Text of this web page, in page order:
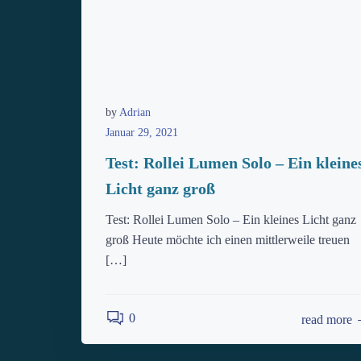
by Adrian
Januar 29, 2021
Test: Rollei Lumen Solo – Ein
Licht ganz groß
Test: Rollei Lumen Solo – Ein kleines Licht ganz
groß Heute möchte ich einen mittlerweile treuen
[…]
0 read more